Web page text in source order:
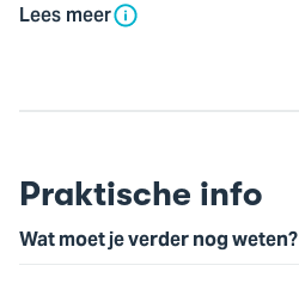
Lees meer
Praktische info
Wat moet je verder nog weten?